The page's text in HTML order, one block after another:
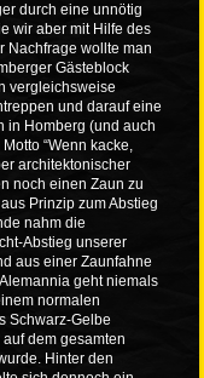
durch eine unnötig
wir aber mit Hilfe des
Nachfrage wollte man
Gästeblock
vergleichsweise
und darauf eine
in Homberg (und auch
“Wenn kacke,
architektonischer
noch einen Zaun zu
Prinzip zum Abstieg
nahm die
Abstieg unserer
aus einer Zaunfahne
geht niemals
normalen
Schwarz-Gelbe
dem gesamten
Hinter den